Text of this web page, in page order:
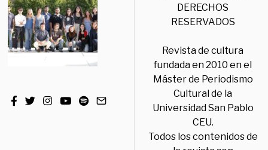
DERECHOS
RESERVADOS
Revista de cultura
fundada en 2010 en el
Máster de Periodismo
Cultural de la
Universidad San Pablo
CEU.
Todos los contenidos de